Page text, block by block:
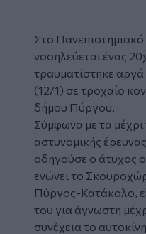
Στο
νοσηλεύεται ένας
τραυματίστηκε
(12/1) σε τροχαίο
δήμου Πύργου.
Σύμφωνα με τα
αστυνομικής
οδηγούσε ο άτυχος
ενώνει το
Πύργος-Κατάκολο,
του για άγνωστη
συνέχεια το